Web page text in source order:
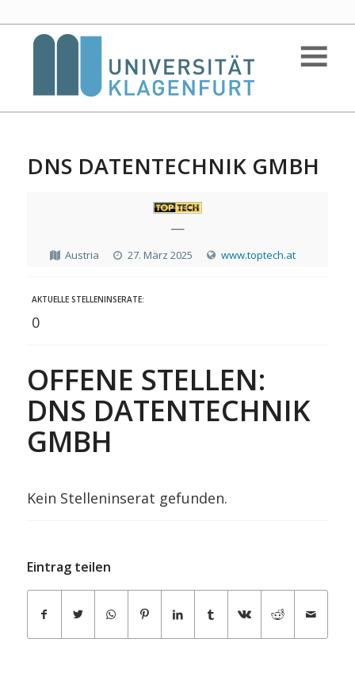
DNS DATENTECHNIK GMBH
—
Austria 27. März 2025 www.toptech.at
AKTUELLE STELLENINSERATE:
0
OFFENE STELLEN:
DNS DATENTECHNIK
GMBH
Kein Stelleninserat gefunden.
Eintrag teilen